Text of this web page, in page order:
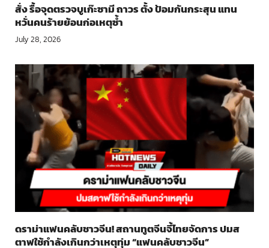
สั่ง รื้อจุดตรวจบูเก๊ะซามี ถาวร ตั้ง ป้อมกันกระสุน แทน
หวั่นคนร้ายย้อนก่อเหตุซ้ำ
July 28, 2026
ดราม่าแฟนคลับชาวจีน! สถานทูตจีนจี้ไทยจัดการ ปมส
ตาฟใช้กำลังเกินกว่าเหตุทุ่ม “แฟนคลับชาวจีน”